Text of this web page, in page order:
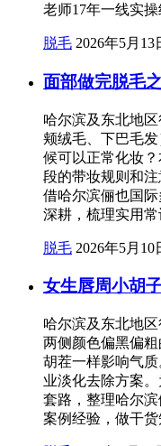
老师17年一线实
脱毛 2026年5月13
面部做完脱毛
哈尔滨及东北地
颊绒毛、下巴毛
候可以正常化妆
段的带妆规则和
借哈尔滨俪也国
深耕，梳理实用常
脱毛 2026年5月10
女生唇周小胡
哈尔滨及东北地
两侧颜色偏黑偏
胡茬一样影响气
业淡化去除方案
套路，整理哈尔
案例经验，做干货